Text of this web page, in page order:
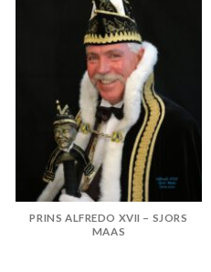
PRINS ALFREDO XVII – SJORS
MAAS